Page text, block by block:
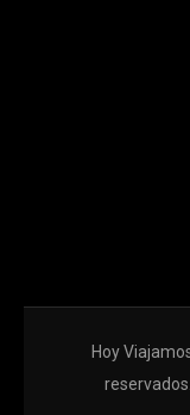
Hoy
reservados.